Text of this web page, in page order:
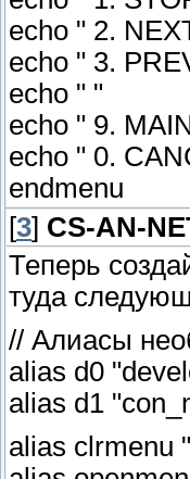
echo " 2.
echo " 3.
echo " "
echo " 9.
echo " 0.
endmenu
[3] CS-AN-
Теперь
туда
// Алиасы
alias d0
alias d1
alias clrmenu